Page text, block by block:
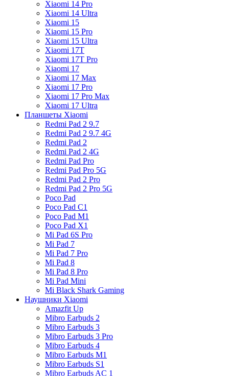
Xiaomi 14 Pro
Xiaomi 14 Ultra
Xiaomi 15
Xiaomi 15 Pro
Xiaomi 15 Ultra
Xiaomi 17T
Xiaomi 17T Pro
Xiaomi 17
Xiaomi 17 Max
Xiaomi 17 Pro
Xiaomi 17 Pro Max
Xiaomi 17 Ultra
Планшеты Xiaomi
Redmi Pad 2 9.7
Redmi Pad 2 9.7 4G
Redmi Pad 2
Redmi Pad 2 4G
Redmi Pad Pro
Redmi Pad Pro 5G
Redmi Pad 2 Pro
Redmi Pad 2 Pro 5G
Poco Pad
Poco Pad C1
Poco Pad M1
Poco Pad X1
Mi Pad 6S Pro
Mi Pad 7
Mi Pad 7 Pro
Mi Pad 8
Mi Pad 8 Pro
Mi Pad Mini
Mi Black Shark Gaming
Наушники Xiaomi
Amazfit Up
Mibro Earbuds 2
Mibro Earbuds 3
Mibro Earbuds 3 Pro
Mibro Earbuds 4
Mibro Earbuds M1
Mibro Earbuds S1
Mibro Earbuds AC 1